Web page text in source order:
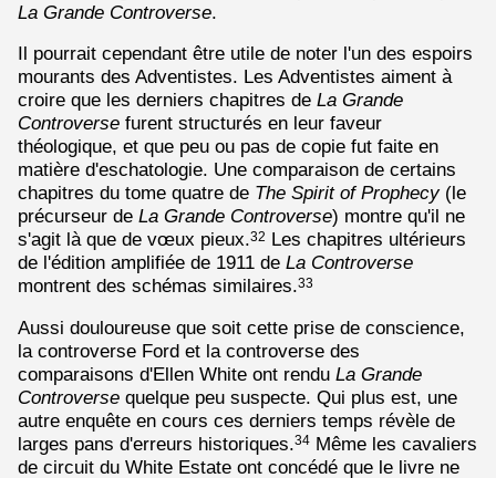
La Grande Controverse.
Il pourrait cependant être utile de noter l'un des espoirs
mourants des Adventistes. Les Adventistes aiment à
croire que les derniers chapitres de La Grande
Controverse furent structurés en leur faveur
théologique, et que peu ou pas de copie fut faite en
matière d'eschatologie. Une comparaison de certains
chapitres du tome quatre de The Spirit of Prophecy(le
précurseur de La Grande Controverse) montre qu'il ne
s'agit là que de vœux pieux.32
Les chapitres ultérieurs
de l'édition amplifiée de 1911 de La Controverse
montrent des schémas similaires.33
Aussi douloureuse que soit cette prise de conscience,
la controverse Ford et la controverse des
comparaisons d'Ellen White ont rendu La Grande
Controverse quelque peu suspecte. Qui plus est, une
autre enquête en cours ces derniers temps révèle de
larges pans d'erreurs historiques.34 Même les cavaliers
de circuit du White Estate ont concédé que le livre ne